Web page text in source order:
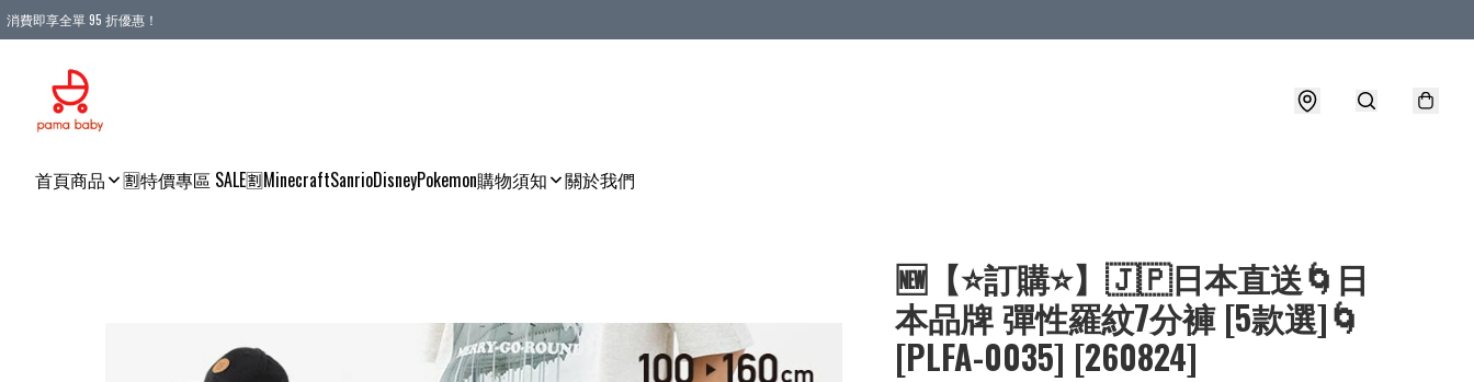
消費即享全單 95 折優惠！
首頁商品 🈹特價專區 SALE🈹MinecraftSanrioDisneyPokemon購物須知 關於我們
🆕【⭐訂購⭐】🇯🇵日本直送🌀日
本品牌 彈性羅紋7分褲 [5款選]🌀
[PLFA-0035] [260824]